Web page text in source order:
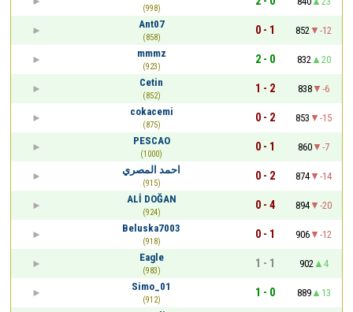
(998)
Ant07
(858)
0 - 1 852
-12
mmmz
(923)
2 - 0 832
20
Cetin
(852)
1 - 2 838
-6
cokacemi
(875)
0 - 2 853
-15
PESCAO
(1000)
0 - 1 860
-7
احمد المصري
(915)
0 - 2 874
-14
ALİ DOĞAN
(924)
0 - 4 894
-20
Beluska7003
(918)
0 - 1 906
-12
Eagle
(983)
1 - 1 902
4
Simo_01
(912)
1 - 0 889
13